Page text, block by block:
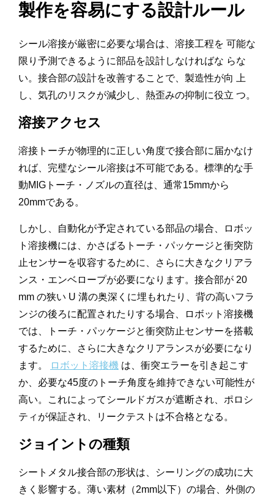
製作を容易にする設計ルール
シール溶接が厳密に必要な場合は、溶接工程を 可能な
限り予測できるように部品を設計しなければな らな
い。接合部の設計を改善することで、製造性が向 上
し、気孔のリスクが減少し、熱歪みの抑制に役立 つ。
溶接アクセス
溶接トーチが物理的に正しい角度で接合部に届かなけ
れば、完璧なシール溶接は不可能である。標準的な手
動MIGトーチ・ノズルの直径は、通常15mmから
20mmである。
しかし、自動化が予定されている部品の場合、ロボッ
ト溶接機には、かさばるトーチ・パッケージと衝突防
止センサーを収容するために、さらに大きなクリアラ
ンス・エンベロープが必要になります。接合部が 20
mm の狭い U 溝の奥深くに埋もれたり、背の高いフラ
ンジの後ろに配置されたりする場合、ロボット溶接機
では、トーチ・パッケージと衝突防止センサーを搭載
するために、さらに大きなクリアランスが必要になり
ます。
ロボット溶接機 は、衝突エラーを引き起こす
か、必要な45度のトーチ角度を維持できない可能性が
高い。これによってシールドガスが遮断され、ポロシ
ティが保証され、リークテストは不合格となる。
ジョイントの種類
シートメタル接合部の形状は、シーリングの成功に大
きく影響する。薄い素材（2mm以下）の場合、外側の